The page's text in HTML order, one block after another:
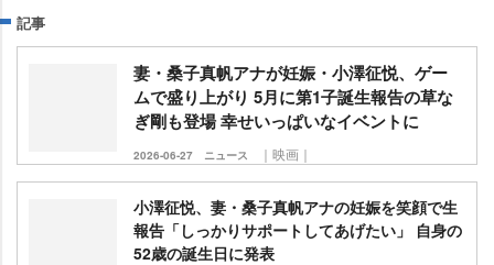
記事
妻・桑子真帆アナが妊娠・小澤征悦、ゲー
ムで盛り上がり 5月に第1子誕生報告の草な
ぎ剛も登場 幸せいっぱいなイベントに
2026-06-27 ニュース ｜映画｜
小澤征悦、妻・桑子真帆アナの妊娠を笑顔で生
報告「しっかりサポートしてあげたい」 自身の
52歳の誕生日に発表